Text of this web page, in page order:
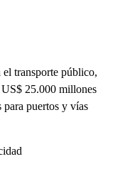
transporte público,
25.000 millones
puertos y vías